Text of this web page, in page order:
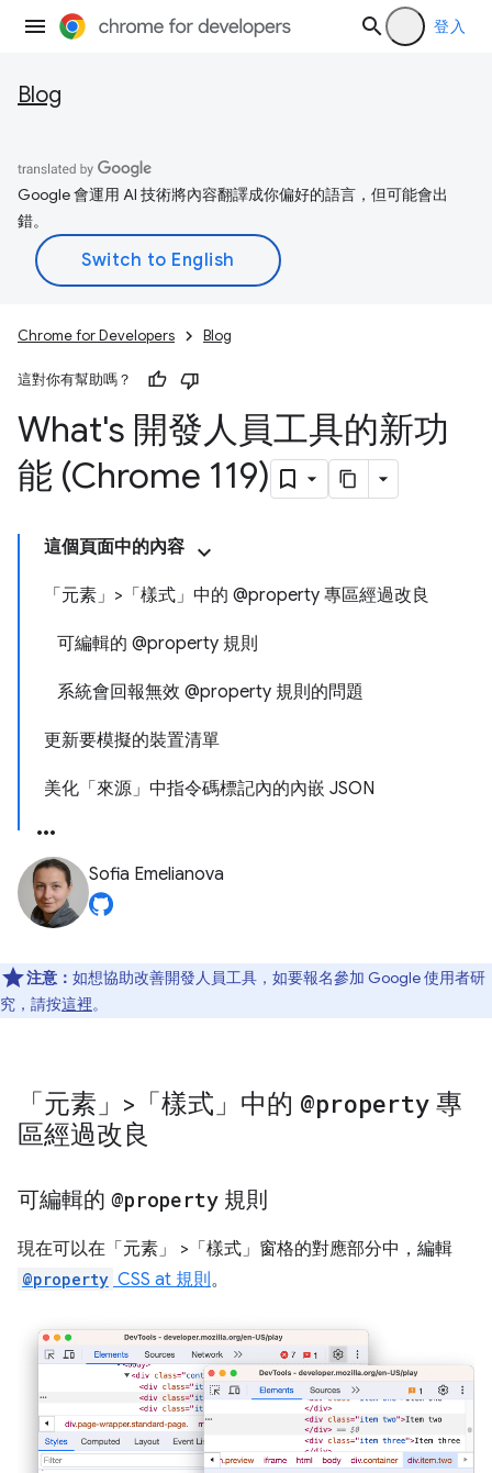
登入
Blog
Google 會運用 AI 技術將內容翻譯成你偏好的語言，但可能會出
錯。
Chrome for Developers Blog
這對你有幫助嗎？
What's 開發人員工具的新功
能 (Chrome 119)
這個頁面中的內容
「元素」>「樣式」中的 @property 專區經過改良
可編輯的 @property 規則
系統會回報無效 @property 規則的問題
更新要模擬的裝置清單
美化「來源」中指令碼標記內的內嵌 JSON
Sofia Emelianova
注意： 如想協助改善開發人員工具，如要報名參加 Google 使用者研
究，請按這裡。
「元素」>「樣式」中的 @property 專
區經過改良
可編輯的 @property 規則
現在可以在「元素」 >「樣式」 窗格的對應部分中，編輯
@property CSS at 規則。